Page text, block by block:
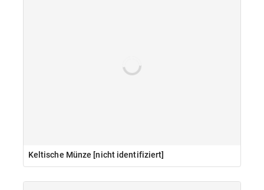
Keltische Münze [nicht identifiziert]